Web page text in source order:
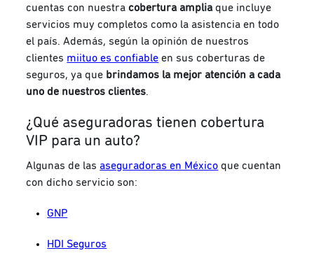
cuentas con nuestracobertura amplia que incluye
servicios muy completos como la asistencia en todo
el país. Además, según la opinión de nuestros
clientes miituo es confiable en sus coberturas de
seguros, ya que brindamos la mejor atención a cada
uno de nuestros clientes.
¿Qué aseguradoras tienen cobertura
VIP para un auto?
Algunas de las aseguradoras en México que cuentan
con dicho servicio son:
GNP
HDI Seguros